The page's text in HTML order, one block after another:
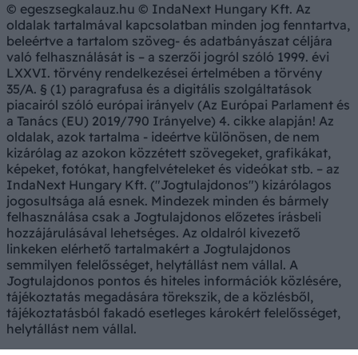
© egeszsegkalauz.hu © IndaNext Hungary Kft. Az
oldalak tartalmával kapcsolatban minden jog fenntartva,
beleértve a tartalom szöveg- és adatbányászat céljára
való felhasználását is – a szerzői jogról szóló 1999. évi
LXXVI. törvény rendelkezései értelmében a törvény
35/A. § (1) paragrafusa és a digitális szolgáltatások
piacairól szóló európai irányelv (Az Európai Parlament és
a Tanács (EU) 2019/790 Irányelve) 4. cikke alapján! Az
oldalak, azok tartalma - ideértve különösen, de nem
kizárólag az azokon közzétett szövegeket, grafikákat,
képeket, fotókat, hangfelvételeket és videókat stb. – az
IndaNext Hungary Kft. ("Jogtulajdonos") kizárólagos
jogosultsága alá esnek. Mindezek minden és bármely
felhasználása csak a Jogtulajdonos előzetes írásbeli
hozzájárulásával lehetséges. Az oldalról kivezető
linkeken elérhető tartalmakért a Jogtulajdonos
semmilyen felelősséget, helytállást nem vállal. A
Jogtulajdonos pontos és hiteles információk közlésére,
tájékoztatás megadására törekszik, de a közlésből,
tájékoztatásból fakadó esetleges károkért felelősséget,
helytállást nem vállal.